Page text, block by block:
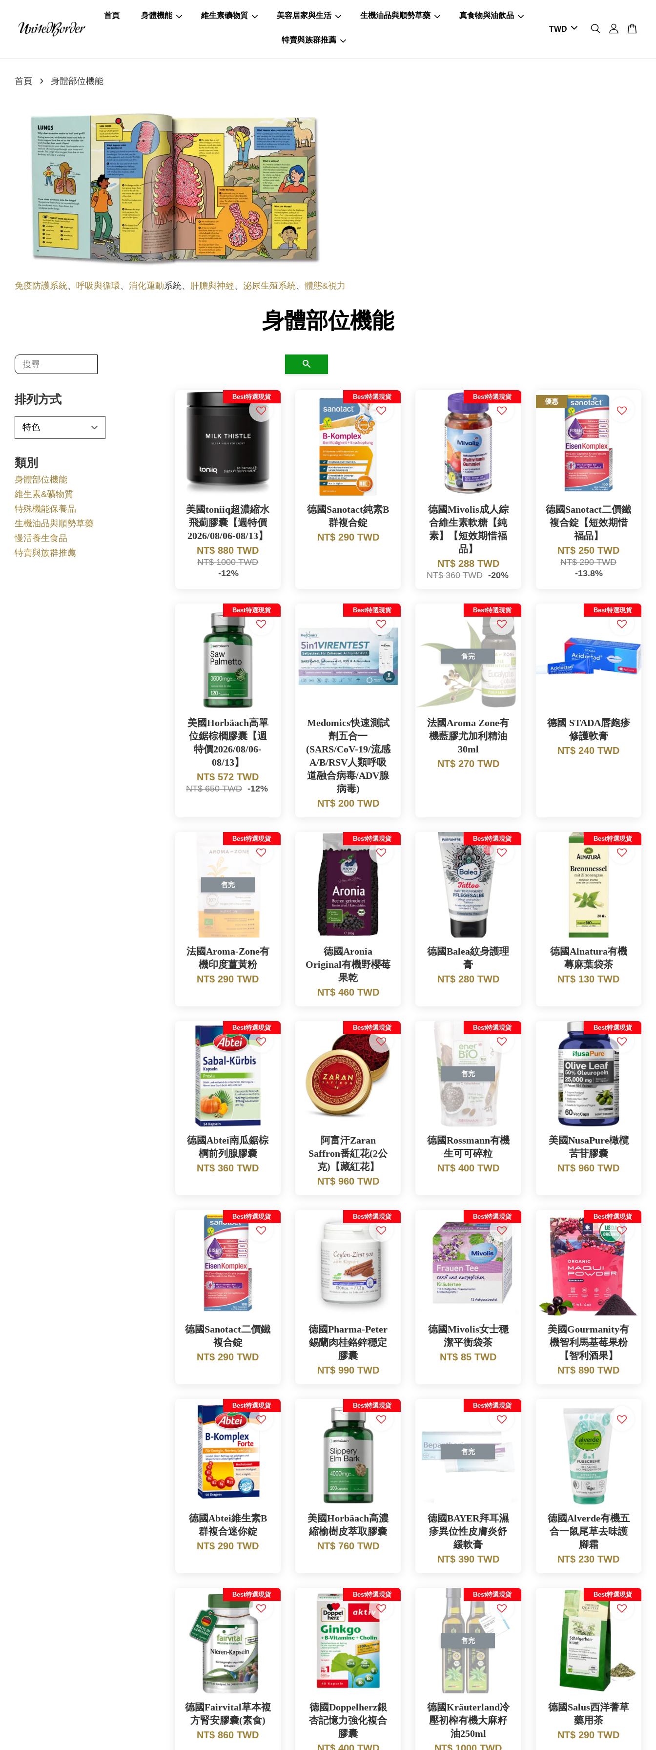
首頁 身體機能 維生素礦物質 美容居家與生活 生機油品與順勢草藥 真食物與油飲品
特賣與族群推薦
首頁 › 身體部位機能
免疫防護系統、 呼吸與循環、 消化運動系統、 肝膽與神經、 泌尿生殖系統、 體態&視力
身體部位機能
排列方式
類別
身體部位機能
維生素&礦物質
特殊機能保養品
生機油品與順勢草藥
慢活養生食品
特賣與族群推薦
Best特選現貨
美國toniiq超濃縮水
飛薊膠囊【週特價
2026/08/06-08/13】
NT$ 880 TWD
NT$ 1000 TWD
-12%
Best特選現貨
德國Sanotact純素B
群複合錠
NT$ 290 TWD
Best特選現貨
德國Mivolis成人綜
合維生素軟糖【純
素】【短效期惜福
品】
NT$ 288 TWD
NT$ 360 TWD -20%
優惠
德國Sanotact二價鐵
複合錠【短效期惜
福品】
NT$ 250 TWD
NT$ 290 TWD
-13.8%
Best特選現貨
美國Horbäach高單
位鋸棕櫚膠囊【週
特價2026/08/06-
08/13】
NT$ 572 TWD
NT$ 650 TWD -12%
Best特選現貨
Medomics快速測試
劑五合一
(SARS/CoV-19/流感
A/B/RSV人類呼吸
道融合病毒/ADV腺
病毒)
NT$ 200 TWD
售完
Best特選現貨
法國Aroma Zone有
機藍膠尤加利精油
30ml
NT$ 270 TWD
Best特選現貨
德國 STADA唇皰疹
修護軟膏
NT$ 240 TWD
售完
Best特選現貨
法國Aroma-Zone有
機印度薑黃粉
NT$ 290 TWD
Best特選現貨
德國Aronia
Original有機野櫻莓
果乾
NT$ 460 TWD
Best特選現貨
德國Balea紋身護理
膏
NT$ 280 TWD
Best特選現貨
德國Alnatura有機
蕁麻葉袋茶
NT$ 130 TWD
Best特選現貨
德國Abtei南瓜鋸棕
櫚前列腺膠囊
NT$ 360 TWD
Best特選現貨
阿富汗Zaran
Saffron番紅花(2公
克)【藏紅花】
NT$ 960 TWD
售完
Best特選現貨
德國Rossmann有機
生可可碎粒
NT$ 400 TWD
Best特選現貨
美國NusaPure橄欖
苦苷膠囊
NT$ 960 TWD
Best特選現貨
德國Sanotact二價鐵
複合錠
NT$ 290 TWD
Best特選現貨
德國Pharma-Peter
錫蘭肉桂鉻鋅穩定
膠囊
NT$ 990 TWD
Best特選現貨
德國Mivolis女士穩
潔平衡袋茶
NT$ 85 TWD
Best特選現貨
美國Gourmanity有
機智利馬基莓果粉
【智利酒果】
NT$ 890 TWD
Best特選現貨
德國Abtei維生素B
群複合迷你錠
NT$ 290 TWD
Best特選現貨
美國Horbäach高濃
縮榆樹皮萃取膠囊
NT$ 760 TWD
售完
Best特選現貨
德國BAYER拜耳濕
疹異位性皮膚炎舒
緩軟膏
NT$ 390 TWD
德國Alverde有機五
合一鼠尾草去味護
腳霜
NT$ 230 TWD
Best特選現貨
德國Fairvital草本複
方腎安膠囊(素食)
NT$ 860 TWD
Best特選現貨
德國Doppelherz銀
杏記憶力強化複合
膠囊
售完
Best特選現貨
德國Kräuterland冷
壓初榨有機大麻籽
油250ml
Best特選現貨
德國Salus西洋蓍草
藥用茶
NT$ 290 TWD